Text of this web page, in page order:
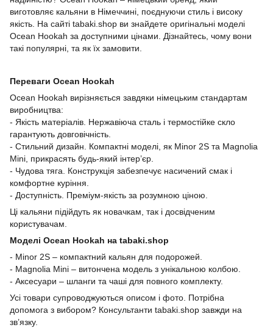
виготовляє кальяни в Німеччині, поєднуючи стиль і високу
якість. На сайті tabaki.shop ви знайдете оригінальні моделі
Ocean Hookah за доступними цінами. Дізнайтесь, чому вони
такі популярні, та як їх замовити.
Переваги Ocean Hookah
Ocean Hookah вирізняється завдяки німецьким стандартам
виробництва:
- Якість матеріалів. Нержавіюча сталь і термостійке скло
гарантують довговічність.
- Стильний дизайн. Компактні моделі, як Minor 2S та Magnolia
Mini, прикрасять будь-який інтер’єр.
- Чудова тяга. Конструкція забезпечує насичений смак і
комфортне куріння.
- Доступність. Преміум-якість за розумною ціною.
Ці кальяни підійдуть як новачкам, так і досвідченим
користувачам.
Моделі Ocean Hookah на tabaki.shop
- Minor 2S – компактний кальян для подорожей.
- Magnolia Mini – витончена модель з унікальною колбою.
- Аксесуари – шланги та чаші для повного комплекту.
Усі товари супроводжуються описом і фото. Потрібна
допомога з вибором? Консультанти tabaki.shop завжди на
зв’язку.